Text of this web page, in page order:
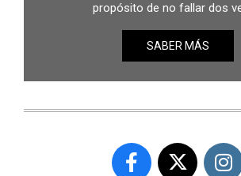
propósito de no fallar dos
SABER MÁS